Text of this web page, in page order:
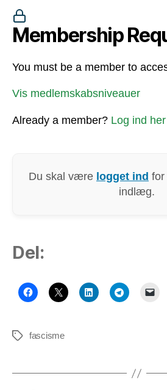
Membership
You must be a member to
Vis medlemskabsniveauer
Already a member? Log ind her
Du skal være logget ind for
indlæg.
Del:
Tagsfascisme